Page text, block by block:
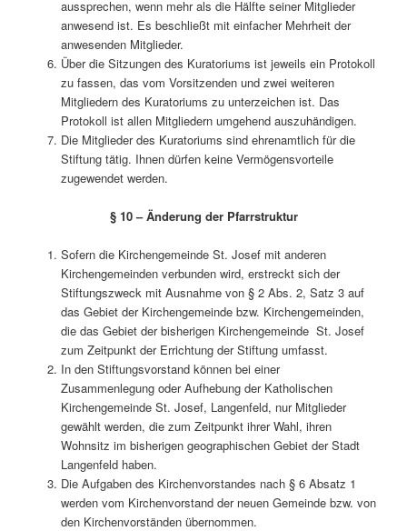
aussprechen, wenn mehr als die Hälfte seiner Mitglieder
anwesend ist. Es beschließt mit einfacher Mehrheit der
anwesenden Mitglieder.
Über die Sitzungen des Kuratoriums ist jeweils ein Protokoll
zu fassen, das vom Vorsitzenden und zwei weiteren
Mitgliedern des Kuratoriums zu unterzeichen ist. Das
Protokoll ist allen Mitgliedern umgehend auszuhändigen.
Die Mitglieder des Kuratoriums sind ehrenamtlich für die
Stiftung tätig. Ihnen dürfen keine Vermögensvorteile
zugewendet werden.
§ 10 – Änderung der Pfarrstruktur
Sofern die Kirchengemeinde St. Josef mit anderen
Kirchengemeinden verbunden wird, erstreckt sich der
Stiftungszweck mit Ausnahme von § 2 Abs. 2, Satz 3 auf
das Gebiet der Kirchengemeinde bzw. Kirchengemeinden,
die das Gebiet der bisherigen Kirchengemeinde St. Josef
zum Zeitpunkt der Errichtung der Stiftung umfasst.
In den Stiftungsvorstand können bei einer
Zusammenlegung oder Aufhebung der Katholischen
Kirchengemeinde St. Josef, Langenfeld, nur Mitglieder
gewählt werden, die zum Zeitpunkt ihrer Wahl, ihren
Wohnsitz im bisherigen geographischen Gebiet der Stadt
Langenfeld haben.
Die Aufgaben des Kirchenvorstandes nach § 6 Absatz 1
werden vom Kirchenvorstand der neuen Gemeinde bzw. von
den Kirchenvorständen übernommen.